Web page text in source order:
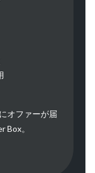
オファーが届
Box。